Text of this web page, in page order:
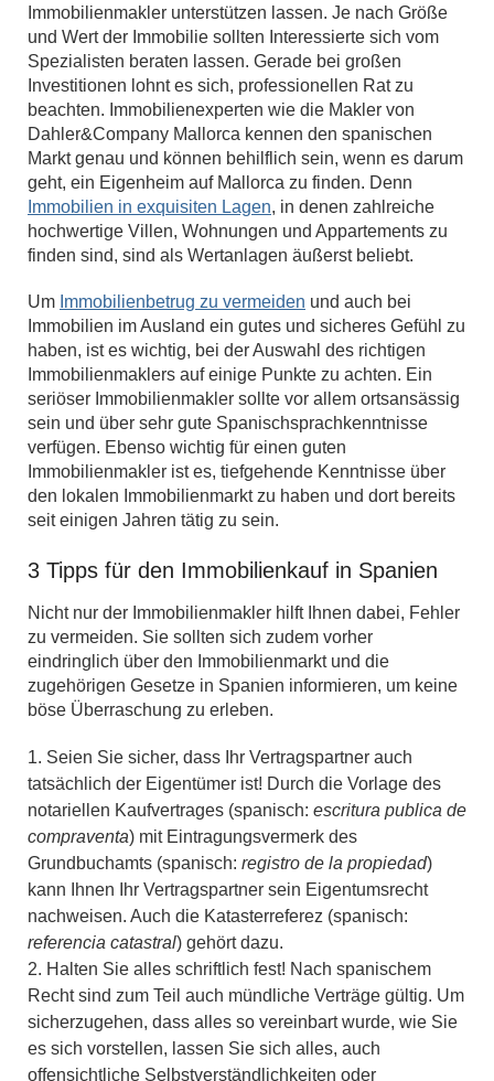
Immobilienmakler unterstützen lassen. Je nach Größe
und Wert der Immobilie sollten Interessierte sich vom
Spezialisten beraten lassen. Gerade bei großen
Investitionen lohnt es sich, professionellen Rat zu
beachten. Immobilienexperten wie die Makler von
Dahler&Company Mallorca kennen den spanischen
Markt genau und können behilflich sein, wenn es darum
geht, ein Eigenheim auf Mallorca zu finden. Denn
Immobilien in exquisiten Lagen, in denen zahlreiche
hochwertige Villen, Wohnungen und Appartements zu
finden sind, sind als Wertanlagen äußerst beliebt.
Um Immobilienbetrug zu vermeiden und auch bei
Immobilien im Ausland ein gutes und sicheres Gefühl zu
haben, ist es wichtig, bei der Auswahl des richtigen
Immobilienmaklers auf einige Punkte zu achten. Ein
seriöser Immobilienmakler sollte vor allem ortsansässig
sein und über sehr gute Spanischsprachkenntnisse
verfügen. Ebenso wichtig für einen guten
Immobilienmakler ist es, tiefgehende Kenntnisse über
den lokalen Immobilienmarkt zu haben und dort bereits
seit einigen Jahren tätig zu sein.
3 Tipps für den Immobilienkauf in Spanien
Nicht nur der Immobilienmakler hilft Ihnen dabei, Fehler
zu vermeiden. Sie sollten sich zudem vorher
eindringlich über den Immobilienmarkt und die
zugehörigen Gesetze in Spanien informieren, um keine
böse Überraschung zu erleben.
Seien Sie sicher, dass Ihr Vertragspartner auch
tatsächlich der Eigentümer ist! Durch die Vorlage des
notariellen Kaufvertrages (spanisch: escritura publica de
compraventa) mit Eintragungsvermerk des
Grundbuchamts (spanisch: registro de la propiedad)
kann Ihnen Ihr Vertragspartner sein Eigentumsrecht
nachweisen. Auch die Katasterreferez (spanisch:
referencia catastral) gehört dazu.
Halten Sie alles schriftlich fest! Nach spanischem
Recht sind zum Teil auch mündliche Verträge gültig. Um
sicherzugehen, dass alles so vereinbart wurde, wie Sie
es sich vorstellen, lassen Sie sich alles, auch
offensichtliche Selbstverständlichkeiten oder